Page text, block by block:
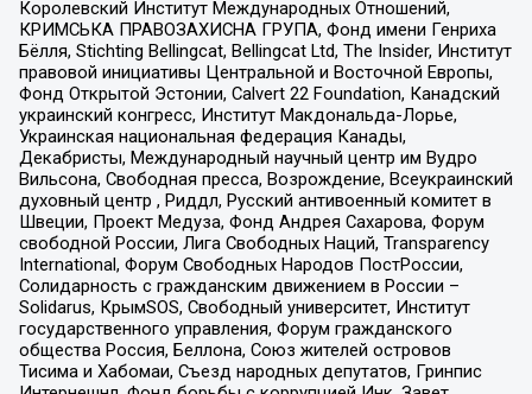
Королевский Институт Международных Отношений,
КРИМСЬКА ПРАВОЗАХИСНА ГРУПА, Фонд имени Генриха
Бёлля, Stichting Bellingcat, Bellingcat Ltd, The Insider, Институт
правовой инициативы Центральной и Восточной Европы,
Фонд Открытой Эстонии, Calvert 22 Foundation, Канадский
украинский конгресс, Институт Макдональда-Лорье,
Украинская национальная федерация Канады,
Декабристы, Международный научный центр им Вудро
Вильсона, Свободная пресса, Возрождение, Всеукраинский
духовный центр , Риддл, Русский антивоенный комитет в
Швеции, Проект Медуза, Фонд Андрея Сахарова, Форум
свободной России, Лига Свободных Наций, Transparеncy
International, Форум Свободных Народов ПостРоссии,
Солидарность с гражданским движением в России –
Solidarus, КрымSOS, Свободный университет, Институт
государственного управления, Форум гражданского
общества Россия, Беллона, Союз жителей островов
Тисима и Хабомаи, Съезд народных депутатов, Гринпис